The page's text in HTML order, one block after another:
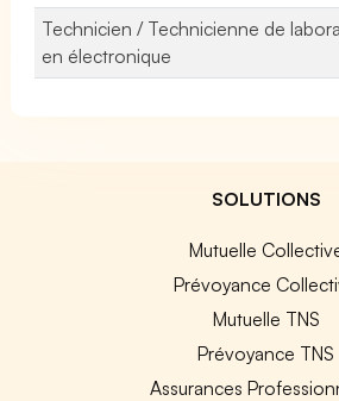
Technicien / Technicienne de
en électronique
SOLUTIONS
Mutuelle
Prévoyance
Mutuelle TNS
Prévoyance TNS
Assurances